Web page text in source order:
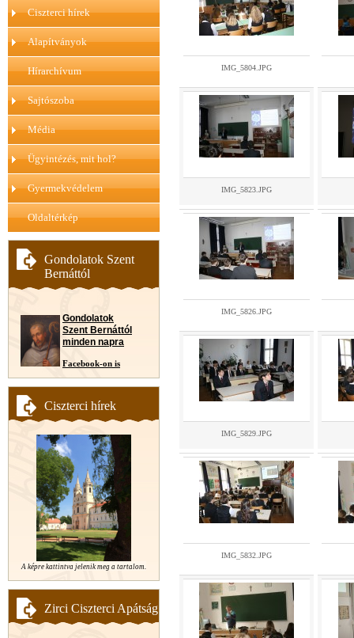
Ciszterci hírek
Alapítványok
Hírarchívum
Sajtószoba
Média
Ügyintézés, mit hol?
Gyermekvédelem
Oldaltérkép
Gondolatok Szent
Bernáttól
Gondolatok
Szent Bernáttól
minden napra
Facebook-on is
Ciszterci hírek
A képre kattintva jelenik meg a tartalom.
Zirci Ciszterci Apátság
IMG_5804.JPG
IMG_5823.JPG
IMG_5826.JPG
IMG_5829.JPG
IMG_5832.JPG